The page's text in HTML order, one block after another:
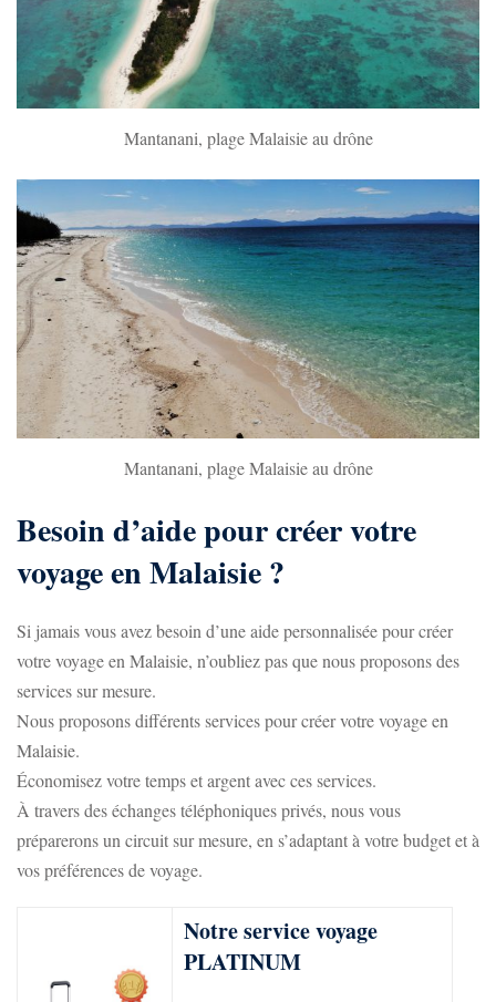
Mantanani, plage Malaisie au drône
Mantanani, plage Malaisie au drône
Besoin d’aide pour créer votre
voyage en Malaisie ?
Si jamais vous avez besoin d’une aide personnalisée pour créer
votre voyage en Malaisie, n’oubliez pas que nous proposons des
services sur mesure.
Nous proposons différents services pour créer votre voyage en
Malaisie.
Économisez votre temps et argent avec ces services.
À travers des échanges téléphoniques privés, nous vous
préparerons un circuit sur mesure, en s’adaptant à votre budget et à
vos préférences de voyage.
Notre service voyage
PLATINUM